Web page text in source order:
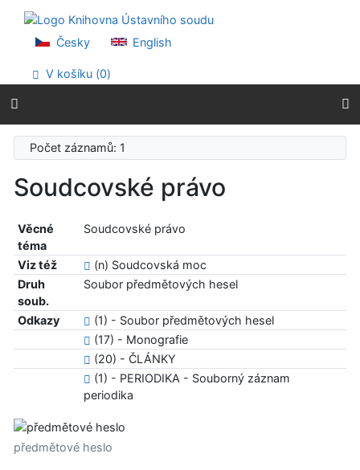
Přejít na menu
Prohlášení o webové přístupnosti
Česky English
V košíku (0)
Počet záznamů: 1
Soudcovské právo
Věcné
téma
Soudcovské právo
Viz též
(n) Soudcovská moc
Druh
soub.
Soubor předmětových hesel
Odkazy
(1) - Soubor předmětových hesel
(17) - Monografie
(20) - ČLÁNKY
(1) - PERIODIKA - Souborný záznam
periodika
předmětové heslo